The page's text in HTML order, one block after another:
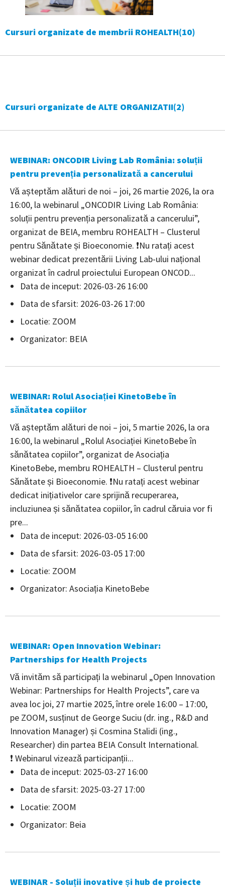
Cursuri organizate de membrii ROHEALTH(10)
Cursuri organizate de ALTE ORGANIZATII(2)
WEBINAR: ONCODIR Living Lab România: soluții
pentru prevenția personalizată a cancerului
Vă așteptăm alături de noi – joi, 26 martie 2026, la ora
16:00, la webinarul „ONCODIR Living Lab România:
soluții pentru prevenția personalizată a cancerului”,
organizat de BEIA, membru ROHEALTH – Clusterul
pentru Sănătate și Bioeconomie. ❗️Nu ratați acest
webinar dedicat prezentării Living Lab-ului național
organizat în cadrul proiectului European ONCOD...
Data de inceput: 2026-03-26 16:00
Data de sfarsit: 2026-03-26 17:00
Locatie: ZOOM
Organizator: BEIA
WEBINAR: Rolul Asociației KinetoBebe în
sănătatea copiilor
Vă așteptăm alături de noi – joi, 5 martie 2026, la ora
16:00, la webinarul „Rolul Asociației KinetoBebe în
sănătatea copiilor”, organizat de Asociația
KinetoBebe, membru ROHEALTH – Clusterul pentru
Sănătate și Bioeconomie. ❗️Nu ratați acest webinar
dedicat inițiativelor care sprijină recuperarea,
incluziunea și sănătatea copiilor, în cadrul căruia vor fi
pre...
Data de inceput: 2026-03-05 16:00
Data de sfarsit: 2026-03-05 17:00
Locatie: ZOOM
Organizator: Asociația KinetoBebe
WEBINAR: Open Innovation Webinar:
Partnerships for Health Projects
Vă invităm să participați la webinarul „Open Innovation
Webinar: Partnerships for Health Projects”, care va
avea loc joi, 27 martie 2025, între orele 16:00 – 17:00,
pe ZOOM, susținut de George Suciu (dr. ing., R&D and
Innovation Manager) și Cosmina Stalidi (ing.,
Researcher) din partea BEIA Consult International.
❗️ Webinarul vizează participanții...
Data de inceput: 2025-03-27 16:00
Data de sfarsit: 2025-03-27 17:00
Locatie: ZOOM
Organizator: Beia
WEBINAR - Soluții inovative și hub de proiecte